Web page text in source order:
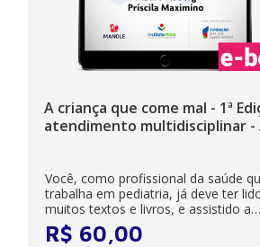
A criança que come mal - 1ª
atendimento multidisciplinar -
Você, como profissional da saúde
trabalha em pediatria, já deve ter
muitos textos e livros, e assistido a
diver...
R$ 60 00